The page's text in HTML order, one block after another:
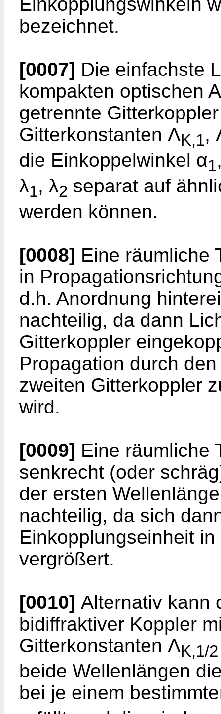
bezeichnet.
[0007] Die einfachste
kompakten optischen
getrennte
Gitterkonstanten ΛK,1,
die Einkoppelwinkel α1
λ1, λ2 separat auf
werden können.
[0008] Eine räumliche
in
d.h. Anordnung
nachteilig, da dann
Gitterkoppler
Propagation durch
zweiten Gitterkoppler
wird.
[0009] Eine räumliche
senkrecht (oder
der ersten
nachteilig, da sich
Einkopplungseinheit
vergrößert.
[0010] Alternativ kann
bidiffraktiver Koppler
Gitterkonstanten ΛK,1/2
beide Wellenlängen
bei je einem